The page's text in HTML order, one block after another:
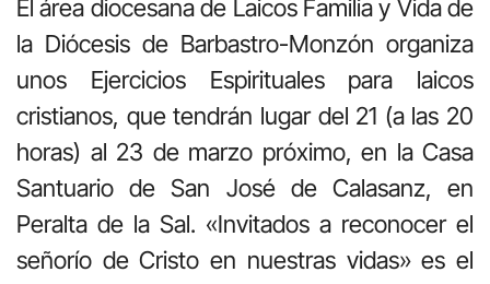
El área diocesana de Laicos Familia y Vida de
la Diócesis de Barbastro-Monzón organiza
unos Ejercicios Espirituales para laicos
cristianos, que tendrán lugar del 21 (a las 20
horas) al 23 de marzo próximo, en la Casa
Santuario de San José de Calasanz, en
Peralta de la Sal. «Invitados a reconocer el
señorío de Cristo en nuestras vidas» es el